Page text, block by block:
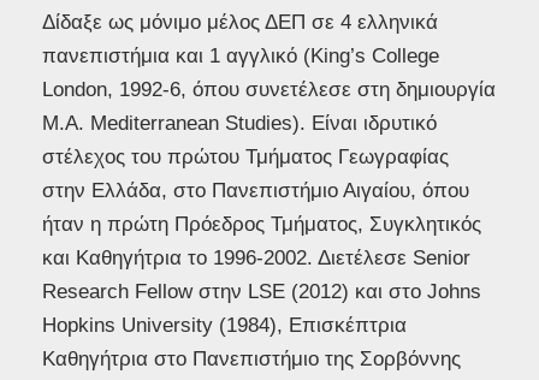
Δίδαξε ως μόνιμο μέλος ΔΕΠ σε 4 ελληνικά
πανεπιστήμια και 1 αγγλικό (King’s College
London, 1992-6, όπου συνετέλεσε στη δημιουργία
Μ.Α. Mediterranean Studies). Είναι ιδρυτικό
στέλεχος του πρώτου Τμήματος Γεωγραφίας
στην Ελλάδα, στο Πανεπιστήμιο Αιγαίου, όπου
ήταν η πρώτη Πρόεδρος Τμήματος, Συγκλητικός
και Καθηγήτρια το 1996-2002. Διετέλεσε Senior
Research Fellow στην LSE (2012) και στο Johns
Hopkins University (1984), Επισκέπτρια
Καθηγήτρια στο Πανεπιστήμιο της Σορβόννης